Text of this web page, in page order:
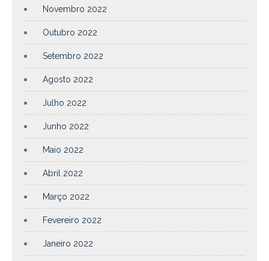
Novembro 2022
Outubro 2022
Setembro 2022
Agosto 2022
Julho 2022
Junho 2022
Maio 2022
Abril 2022
Março 2022
Fevereiro 2022
Janeiro 2022